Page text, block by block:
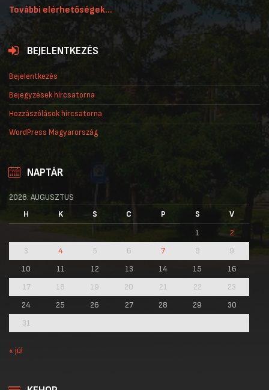
További elérhetőségek...
BEJELENTKEZÉS
Bejelentkezés
Bejegyzések hírcsatorna
Hozzászólások hírcsatorna
WordPress Magyarország
NAPTÁR
2026. AUGUSZTUS
H
K S C P S
V
1
2
3
4 5 6 7 8
9
10
11 12 13 14 15
16
17
18 19 20 21 22
23
24
25 26 27 28 29
30
31
« júl